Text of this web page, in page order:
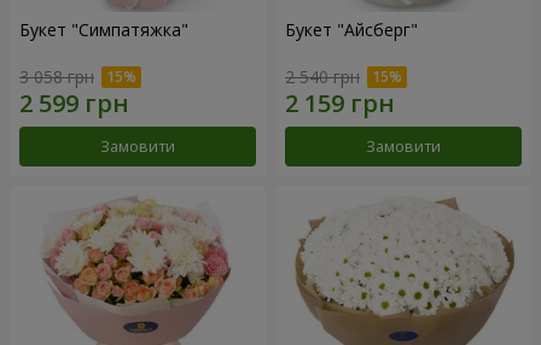
Букет "Симпатяжка"
3 058 грн
Замовити
Букет "Айсберг"
2 540 грн
Замовити